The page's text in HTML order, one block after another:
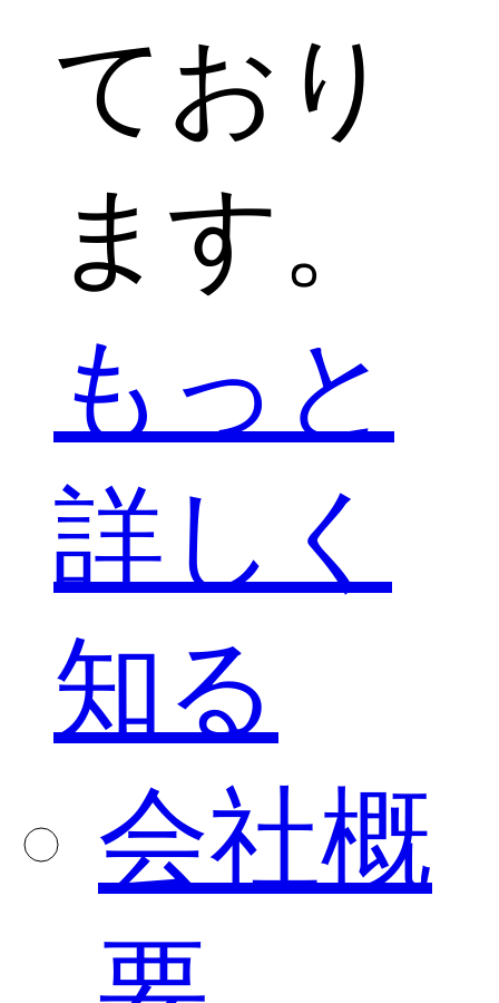
ており
ます。
もっと
詳しく
知る
会社概